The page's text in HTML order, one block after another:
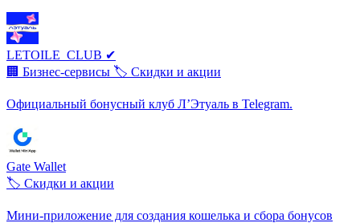
LETOILE_CLUB ✔
🏢 Бизнес-сервисы 🏷️ Скидки и акции
Официальный бонусный клуб Л’Этуаль в Telegram.
Gate Wallet
🏷️ Скидки и акции
Мини-приложение для создания кошелька и сбора бонусов